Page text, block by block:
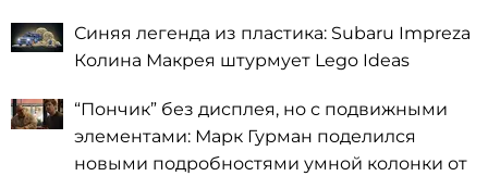
Синяя легенда из пластика: Subaru Impreza
Колина Макрея штурмует Lego Ideas
“Пончик” без дисплея, но с подвижными
элементами: Марк Гурман поделился
новыми подробностями умной колонки от